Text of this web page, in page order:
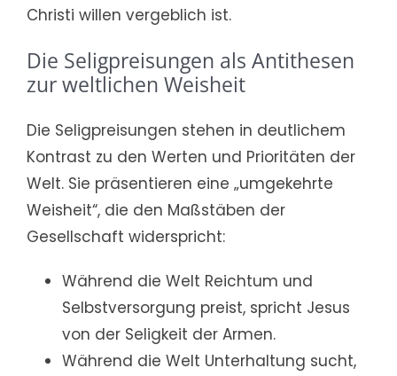
Christi willen vergeblich ist.
Die Seligpreisungen als Antithesen
zur weltlichen Weisheit
Die Seligpreisungen stehen in deutlichem
Kontrast zu den Werten und Prioritäten der
Welt. Sie präsentieren eine „umgekehrte
Weisheit“, die den Maßstäben der
Gesellschaft widerspricht:
Während die Welt Reichtum und
Selbstversorgung preist, spricht Jesus
von der Seligkeit der Armen.
Während die Welt Unterhaltung sucht,